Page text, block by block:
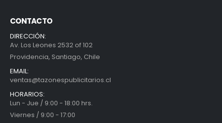
CONTACTO
DIRECCIÓN:
Av. Los Leones 2532 of 102
Providencia, Santiago, Chile
EMAIL:
ventas@tazonespublicitarios.cl
HORARIOS:
Lun - Jue / 9:00 - 18:00 hrs.
Viernes / 9:00 - 17:00